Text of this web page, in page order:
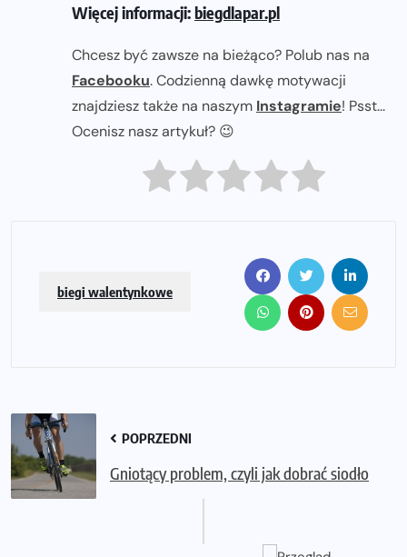
Więcej informacji:biegdlapar.pl
Chcesz być zawsze na bieżąco? Polub nas na
Facebooku. Codzienną dawkę motywacji
znajdziesz także na naszym Instagramie! Psst...
Ocenisz nasz artykuł? 😉
biegi walentynkowe
POPRZEDNI
Gniotący problem, czyli jak dobrać siodło